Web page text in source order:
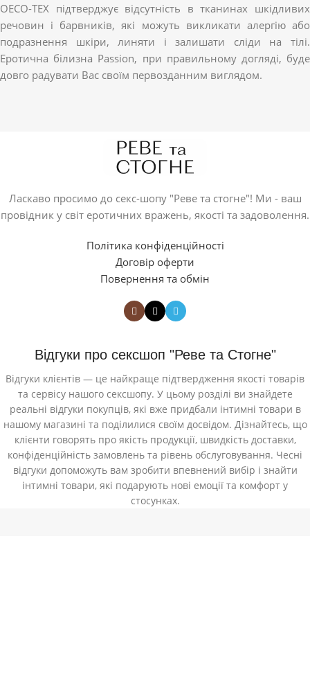
OECO-TEX підтверджує відсутність в тканинах шкідливих
речовин і барвників, які можуть викликати алергію або
подразнення шкіри, линяти і залишати сліди на тілі.
Еротична білизна Passion, при правильному догляді, буде
довго радувати Вас своїм первозданним виглядом.
Ласкаво просимо до секс-шопу "Реве та стогне"! Ми - ваш
провідник у світ еротичних вражень, якості та задоволення.
Політика конфіденційності
Договір оферти
Повернення та обмін
Відгуки про сексшоп "Реве та Стогне"
Відгуки клієнтів — це найкраще підтвердження якості товарів
та сервісу нашого сексшопу. У цьому розділі ви знайдете
реальні відгуки покупців, які вже придбали інтимні товари в
нашому магазині та поділилися своїм досвідом. Дізнайтесь, що
клієнти говорять про якість продукції, швидкість доставки,
конфіденційність замовлень та рівень обслуговування. Чесні
відгуки допоможуть вам зробити впевнений вибір і знайти
інтимні товари, які подарують нові емоції та комфорт у
стосунках.